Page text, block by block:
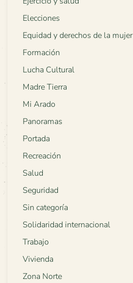
Elecciones
Equidad y derechos de la mujer
Formación
Lucha Cultural
Madre Tierra
Mi Arado
Panoramas
Portada
Recreación
Salud
Seguridad
Sin categoría
Solidaridad internacional
Trabajo
Vivienda
Zona Norte